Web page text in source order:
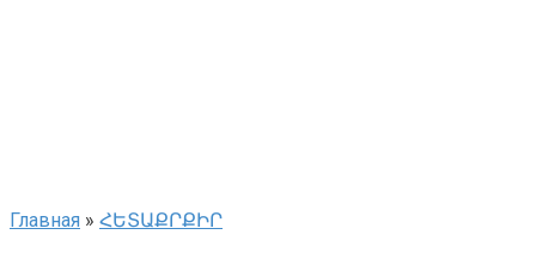
Главная » ՀԵՏԱՔՐՔԻՐ